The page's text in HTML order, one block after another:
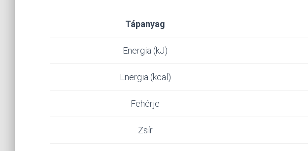
Tápanyag
Energia (kJ)
Energia (kcal)
Fehérje
Zsír